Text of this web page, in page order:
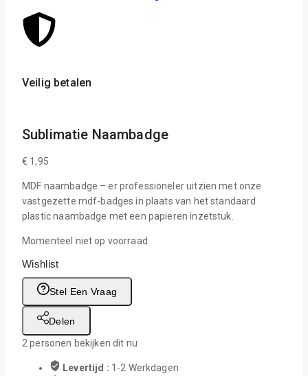
Veilig betalen
Sublimatie Naambadge
€ 1,95
MDF naambadge – er professioneler uitzien met onze
vastgezette mdf-badges in plaats van het standaard
plastic naambadge met een papieren inzetstuk.
Momenteel niet op voorraad
Wishlist
Stel Een Vraag
Delen
2 personen bekijken dit nu
Levertijd : 1-2 Werkdagen